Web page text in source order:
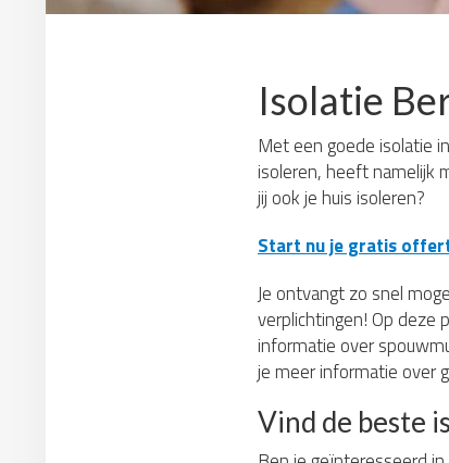
Isolatie
Met een goede isolatie
isoleren, heeft namelijk
jij ook je huis isoleren?
Start nu je gratis
Je ontvangt zo snel
verplichtingen! Op deze
informatie over
je meer informatie over
Vind de beste